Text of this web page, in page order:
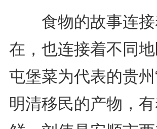
食物的故事连接
在，也连接着不同
屯堡菜为代表的贵
明清移民的产物，